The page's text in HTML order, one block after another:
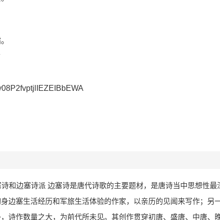
和边塞诗派 边塞诗是唐代诗歌的主要题材，是唐诗当中思想性最
边塞生活经历和军旅生活体验的作家，以亲历的见闻来写作；另
诗作数量之大，为前代所未见。其创作贯穿初唐、盛唐、中唐、